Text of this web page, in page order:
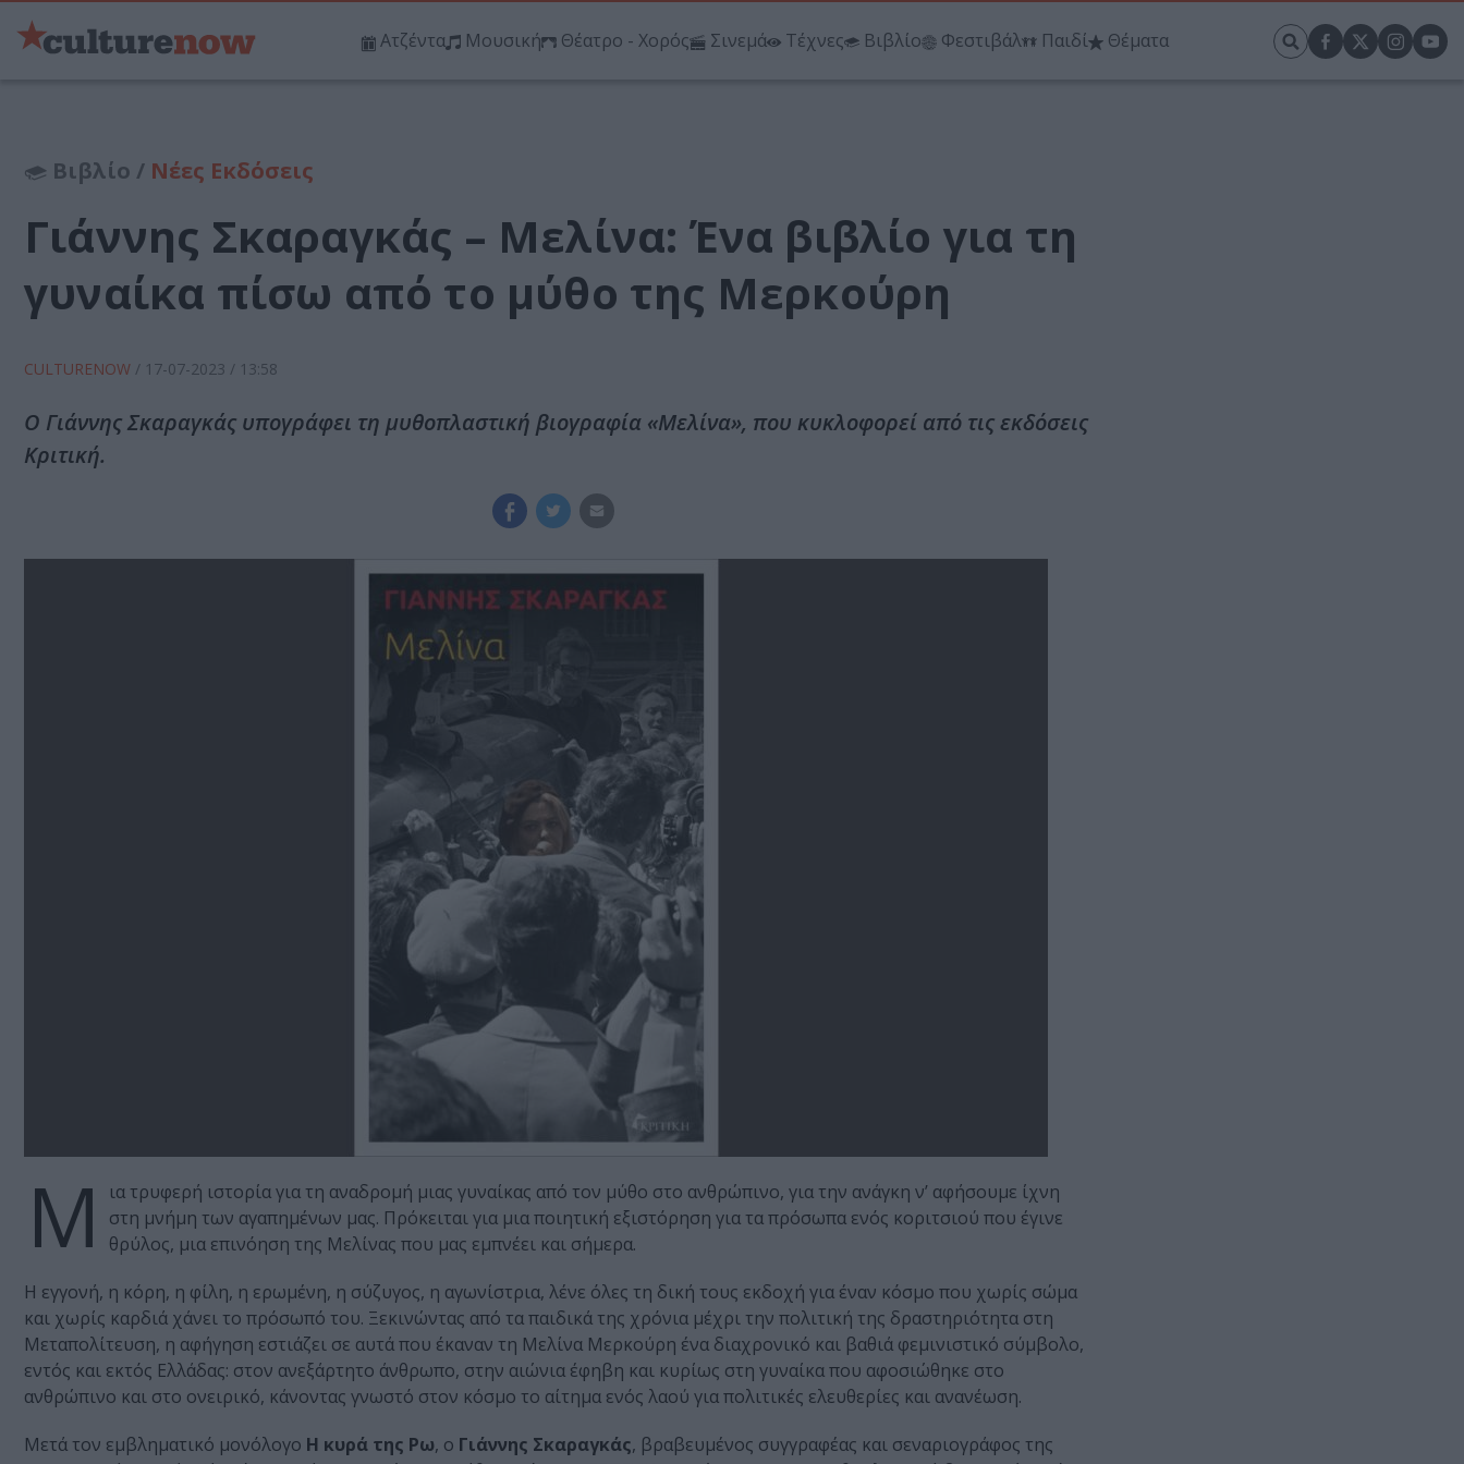
Ατζέντα Μουσική Θέατρο - Χορός Σινεμά Τέχνες Βιβλίο Φεστιβάλ Παιδί Θέματα
Βιβλίο / Νέες Εκδόσεις
Γιάννης Σκαραγκάς – Μελίνα: Ένα βιβλίο για τη
γυναίκα πίσω από το μύθο της Μερκούρη
CULTURENOW / 17-07-2023 / 13:58
Ο Γιάννης Σκαραγκάς υπογράφει τη μυθοπλαστική βιογραφία «Μελίνα», που κυκλοφορεί από τις εκδόσεις
Κριτική.
Μ
ια τρυφερή ιστορία για τη αναδρομή μιας γυναίκας από τον μύθο στο ανθρώπινο, για την ανάγκη ν’ αφήσουμε ίχνη
στη μνήμη των αγαπημένων μας. Πρόκειται για μια ποιητική εξιστόρηση για τα πρόσωπα ενός κοριτσιού που έγινε
θρύλος, μια επινόηση της Μελίνας που μας εμπνέει και σήμερα.
Η εγγονή, η κόρη, η φίλη, η ερωμένη, η σύζυγος, η αγωνίστρια, λένε όλες τη δική τους εκδοχή για έναν κόσμο που χωρίς σώμα
και χωρίς καρδιά χάνει το πρόσωπό του. Ξεκινώντας από τα παιδικά της χρόνια μέχρι την πολιτική της δραστηριότητα στη
Μεταπολίτευση, η αφήγηση εστιάζει σε αυτά που έκαναν τη Μελίνα Μερκούρη ένα διαχρονικό και βαθιά φεμινιστικό σύμβολο,
εντός και εκτός Ελλάδας: στον ανεξάρτητο άνθρωπο, στην αιώνια έφηβη και κυρίως στη γυναίκα που αφοσιώθηκε στο
ανθρώπινο και στο ονειρικό, κάνοντας γνωστό στον κόσμο το αίτημα ενός λαού για πολιτικές ελευθερίες και ανανέωση.
Μετά τον εμβληματικό μονόλογο Η κυρά της Ρω, ο Γιάννης Σκαραγκάς, βραβευμένος συγγραφέας και σεναριογράφος της